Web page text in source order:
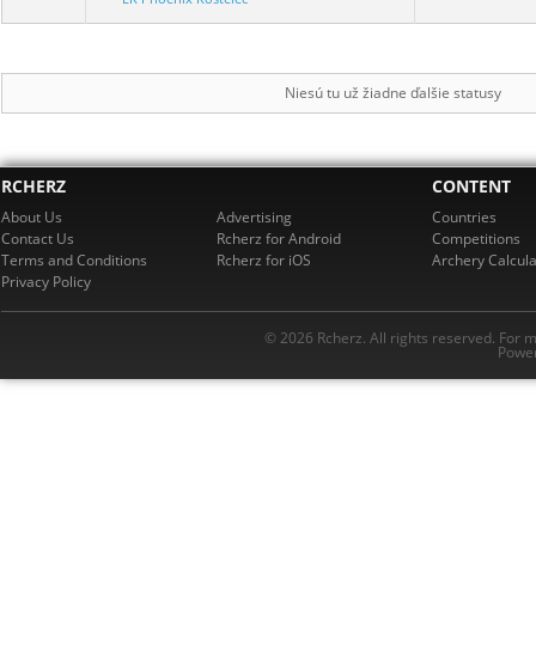
Niesú tu už žiadne ďalšie statusy
RCHERZ
About Us
Contact Us
Terms and Conditions
Privacy Policy
Advertising
Rcherz for Android
Rcherz for iOS
CONTENT
Countries
Competitions
Archery
© 2026 Rcherz. All rights reserved. For